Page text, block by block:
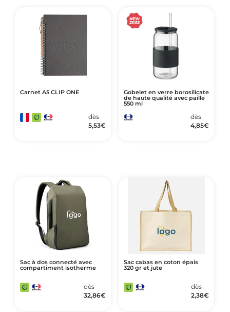
Carnet A5 CLIP ONE
dès
5,53€
Gobelet en verre borosilicate
de haute qualité avec paille
550 ml
dès
4,85€
Sac à dos connecté avec
compartiment isotherme
dès
32,86€
Sac cabas en coton épais
320 gr et jute
dès
2,38€